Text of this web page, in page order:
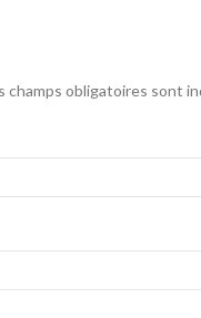
d
champs obligatoires sont